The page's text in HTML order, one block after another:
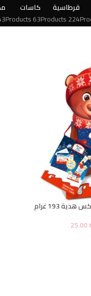
قرطاسية
224 Products
كاسات
63 Products
193 غرام
25.00